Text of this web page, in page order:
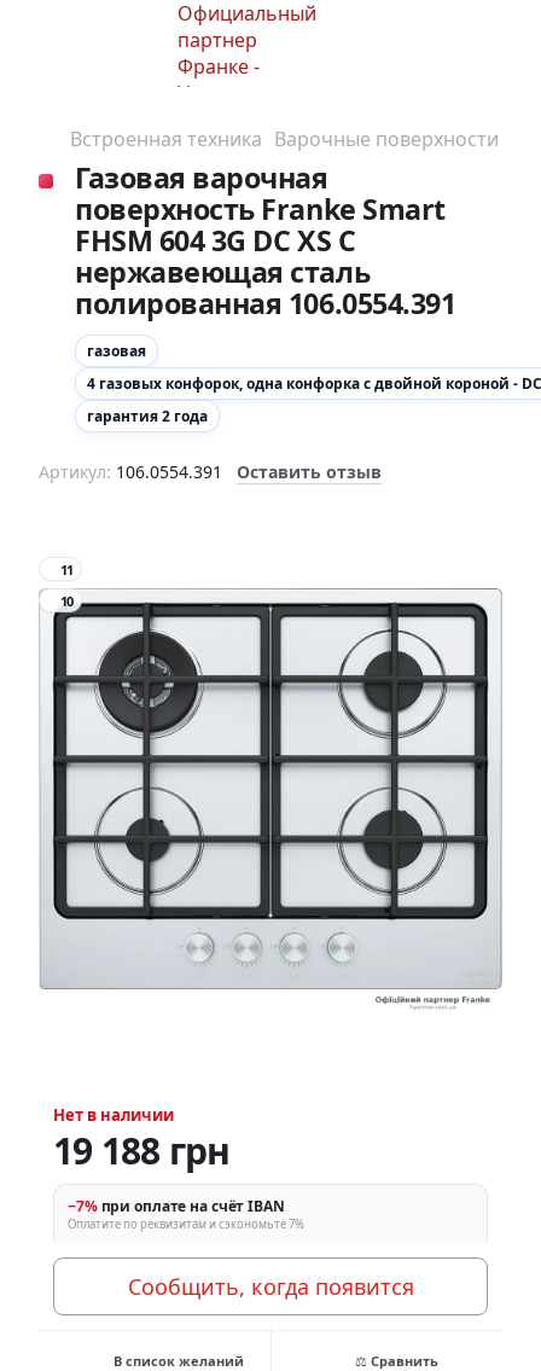
Встроенная техника Варочные поверхности
Газовая варочная
поверхность Franke Smart
FHSM 604 3G DC XS C
нержавеющая сталь
полированная 106.0554.391
газовая
4 газовых конфорок, одна конфорка с двойной короной - DC
гарантия 2 года
Артикул: 106.0554.391 Оставить отзыв
11
10
Нет в наличии
19 188 грн
−7% при оплате на счёт IBAN
Оплатите по реквизитам и сэкономьте 7%
Сообщить, когда появится
В список желаний ⚖ Сравнить